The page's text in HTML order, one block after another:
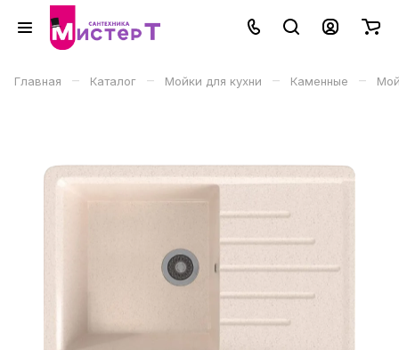
Главная – Каталог – Мойки для кухни – Каменные –